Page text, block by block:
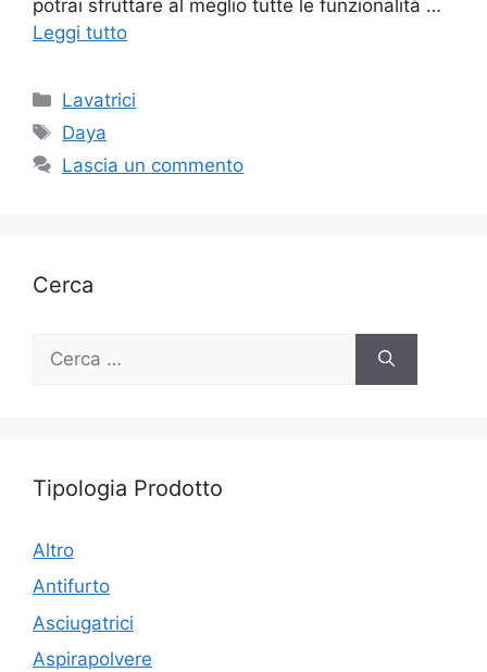
potrai sfruttare al meglio tutte le funzionalità …
Leggi tutto
Categorie
Lavatrici
Tag
Daya
Lascia un commento
Cerca
per:
Tipologia Prodotto
Altro
Antifurto
Asciugatrici
Aspirapolvere